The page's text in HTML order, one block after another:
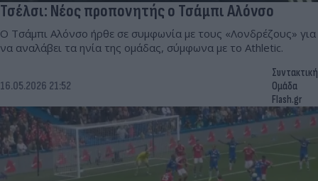
Τσέλσι: Νέος προπονητής ο Τσάμπι Αλόνσο
Ο Τσάμπι Αλόνσο ήρθε σε συμφωνία με τους «Λονδρέζους» για
να αναλάβει τα ηνία της ομάδας, σύμφωνα με το Athletic.
16.05.2026 21:52
Συντακτική
Ομάδα
Flash.gr